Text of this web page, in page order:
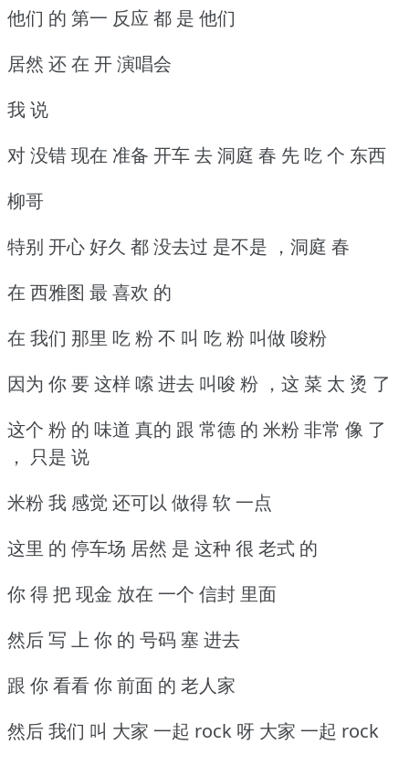
他们 的 第一 反应 都 是 他们
居然 还 在 开 演唱会
我 说
对 没错 现在 准备 开车 去 洞庭 春 先 吃 个 东西
柳哥
特别 开心 好久 都 没去过 是不是 ，洞庭 春
在 西雅图 最 喜欢 的
在 我们 那里 吃 粉 不 叫 吃 粉 叫做 唆粉
因为 你 要 这样 嗦 进去 叫唆 粉 ，这 菜 太 烫 了
这个 粉 的 味道 真的 跟 常德 的 米粉 非常 像 了
， 只是 说
米粉 我 感觉 还可以 做得 软 一点
这里 的 停车场 居然 是 这种 很 老式 的
你 得 把 现金 放在 一个 信封 里面
然后 写 上 你 的 号码 塞 进去
跟 你 看看 你 前面 的 老人家
然后 我们 叫 大家 一起 rock 呀 大家 一起 rock